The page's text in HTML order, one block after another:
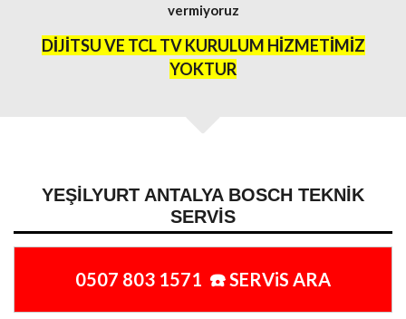
vermiyoruz
DİJİTSU VE TCL TV KURULUM HİZMETİMİZ
YOKTUR
YEŞILYURT ANTALYA BOSCH TEKNIK
SERVIS
0507 803 1571 ☎️ SERViS ARA